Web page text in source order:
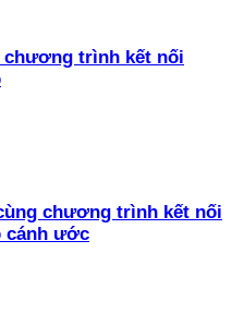
trình kết nối
chương trình kết nối
cánh ước